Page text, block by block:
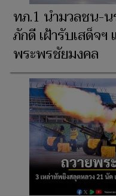
ทภ.1 นำมวลชน-น
ภักดี เฝ้ารับเสด็จ
พระพรชัยมงคล